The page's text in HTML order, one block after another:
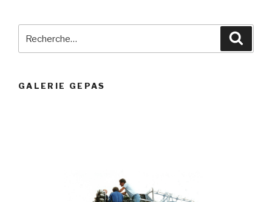
pour
GALERIE GEPAS